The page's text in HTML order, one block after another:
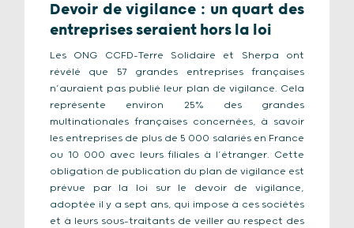
Devoir de vigilance : un quart des
entreprises seraient hors la loi
Les ONG CCFD-Terre Solidaire et Sherpa ont
révélé que 57 grandes entreprises françaises
n’auraient pas publié leur plan de vigilance. Cela
représente environ 25% des grandes
multinationales françaises concernées, à savoir
les entreprises de plus de 5 000 salariés en France
ou 10 000 avec leurs filiales à l’étranger. Cette
obligation de publication du plan de vigilance est
prévue par la loi sur le devoir de vigilance,
adoptée il y a sept ans, qui impose à ces sociétés
et à leurs sous-traitants de veiller au respect des